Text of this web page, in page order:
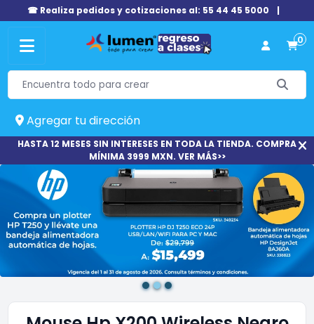
☎ Realiza pedidos y cotizaciones al: 55 44 45 5000 |
0
Agregar tu dirección
HASTA 12 MESES SIN INTERESES EN TODA LA TIENDA. COMPRA
MÍNIMA 3999 MXN. VER MÁS>>